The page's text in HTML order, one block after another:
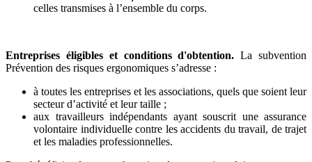
celles transmises à l’ensemble du corps.
Entreprises éligibles et conditions d'obtention.La subvention
Prévention des risques ergonomiques s’adresse :
à toutes les entreprises et les associations, quels que soient leur
secteur d’activité et leur taille ;
aux travailleurs indépendants ayant souscrit une assurance
volontaire individuelle contre les accidents du travail, de trajet
et les maladies professionnelles.